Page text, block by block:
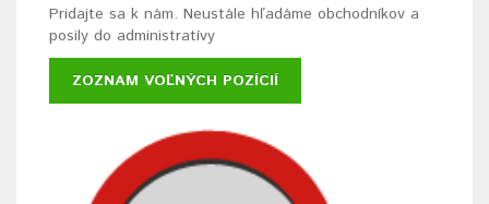
Pridajte sa k nám. Neustále hľadáme obchodníkov a
posily do administratívy
ZOZNAM VOĽNÝCH POZÍCIÍ